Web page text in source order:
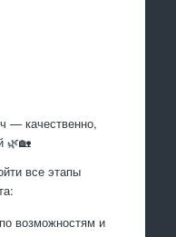
— качественно,
🌿🏡
все этапы
возможностям и